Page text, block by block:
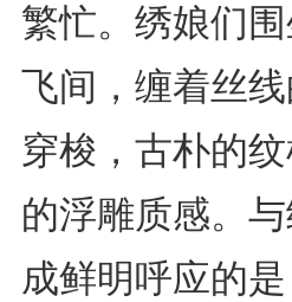
繁忙。绣娘们
飞间，缠着丝
穿梭，古朴的
的浮雕质感。
成鲜明呼应的